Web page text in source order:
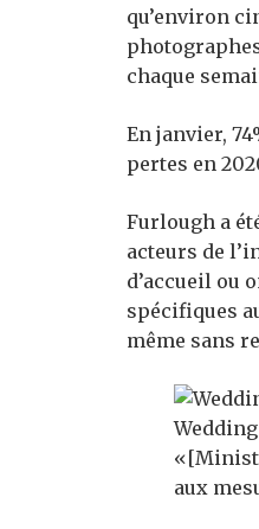
qu’environ
chaque
En janvier,
pertes en
Furlough a
acteurs de
d’accueil ou
spécifiques
même sans
aux